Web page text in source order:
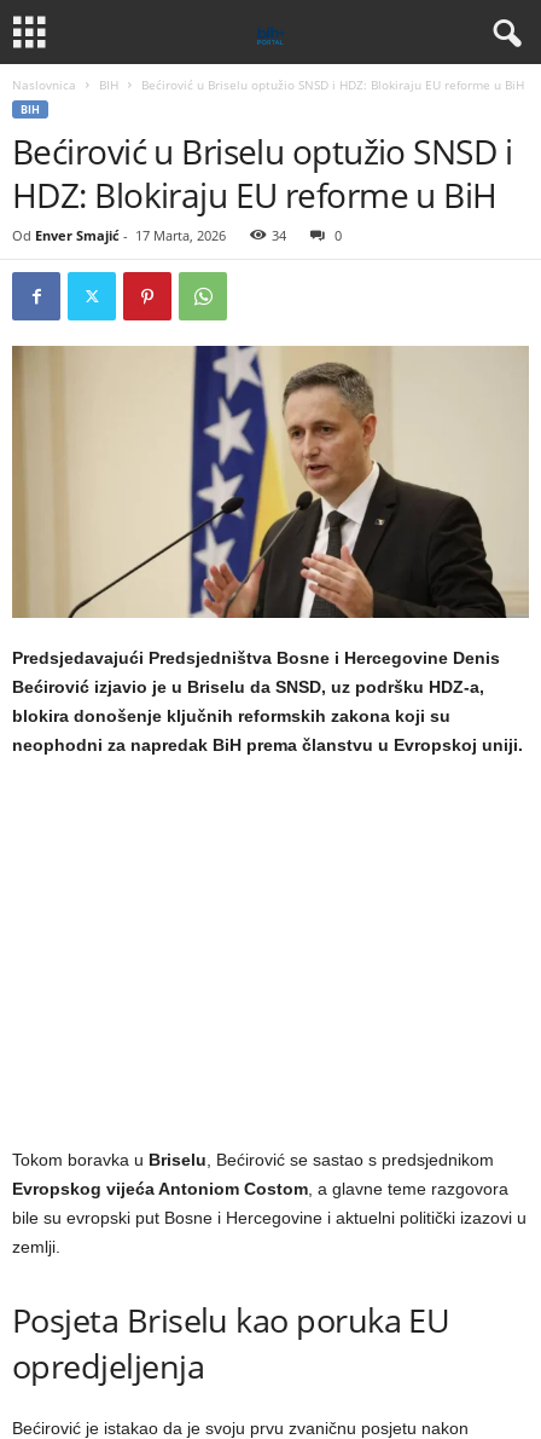
Naslovnica BIH Bećirović u Briselu optužio SNSD i HDZ: Blokiraju EU reforme u BiH
BIH
Bećirović u Briselu optužio SNSD i
HDZ: Blokiraju EU reforme u BiH
Od Enver Smajić - 17 Marta, 2026 34 0
Predsjedavajući Predsjedništva Bosne i Hercegovine Denis
Bećirović izjavio je u Briselu da SNSD, uz podršku HDZ-a,
blokira donošenje ključnih reformskih zakona koji su
neophodni za napredak BiH prema članstvu u Evropskoj uniji.
Tokom boravka u Briselu , Bećirović se sastao s predsjednikom
Evropskog vijeća Antoniom Costom , a glavne teme razgovora
bile su evropski put Bosne i Hercegovine i aktuelni politički izazovi u
zemlji.
Posjeta Briselu kao poruka EU
opredjeljenja
Bećirović je istakao da je svoju prvu zvaničnu posjetu nakon